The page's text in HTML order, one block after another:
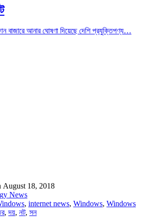
বাজারে আনার ঘোষণা দিয়েছে দেশি প্রযুক্তিপণ্য…
August 18, 2018
News
, internet news, Windows, Windows
,দয়, নট, সন